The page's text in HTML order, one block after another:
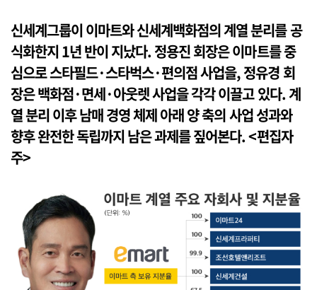
신세계그룹이 이마트와 신세계백화점의 계열 분리를 공
식화한지 1년 반이 지났다. 정용진 회장은 이마트를 중
심으로 스타필드·스타벅스·편의점 사업을, 정유경 회
장은 백화점·면세·아웃렛 사업을 각각 이끌고 있다. 계
열 분리 이후 남매 경영 체제 아래 양 축의 사업 성과와
향후 완전한 독립까지 남은 과제를 짚어본다. <편집자
주>